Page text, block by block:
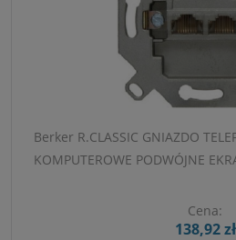
Berker R.CLASSIC GNIAZDO
KOMPUTEROWE PODWÓJNE
Cena:
138,92 zł